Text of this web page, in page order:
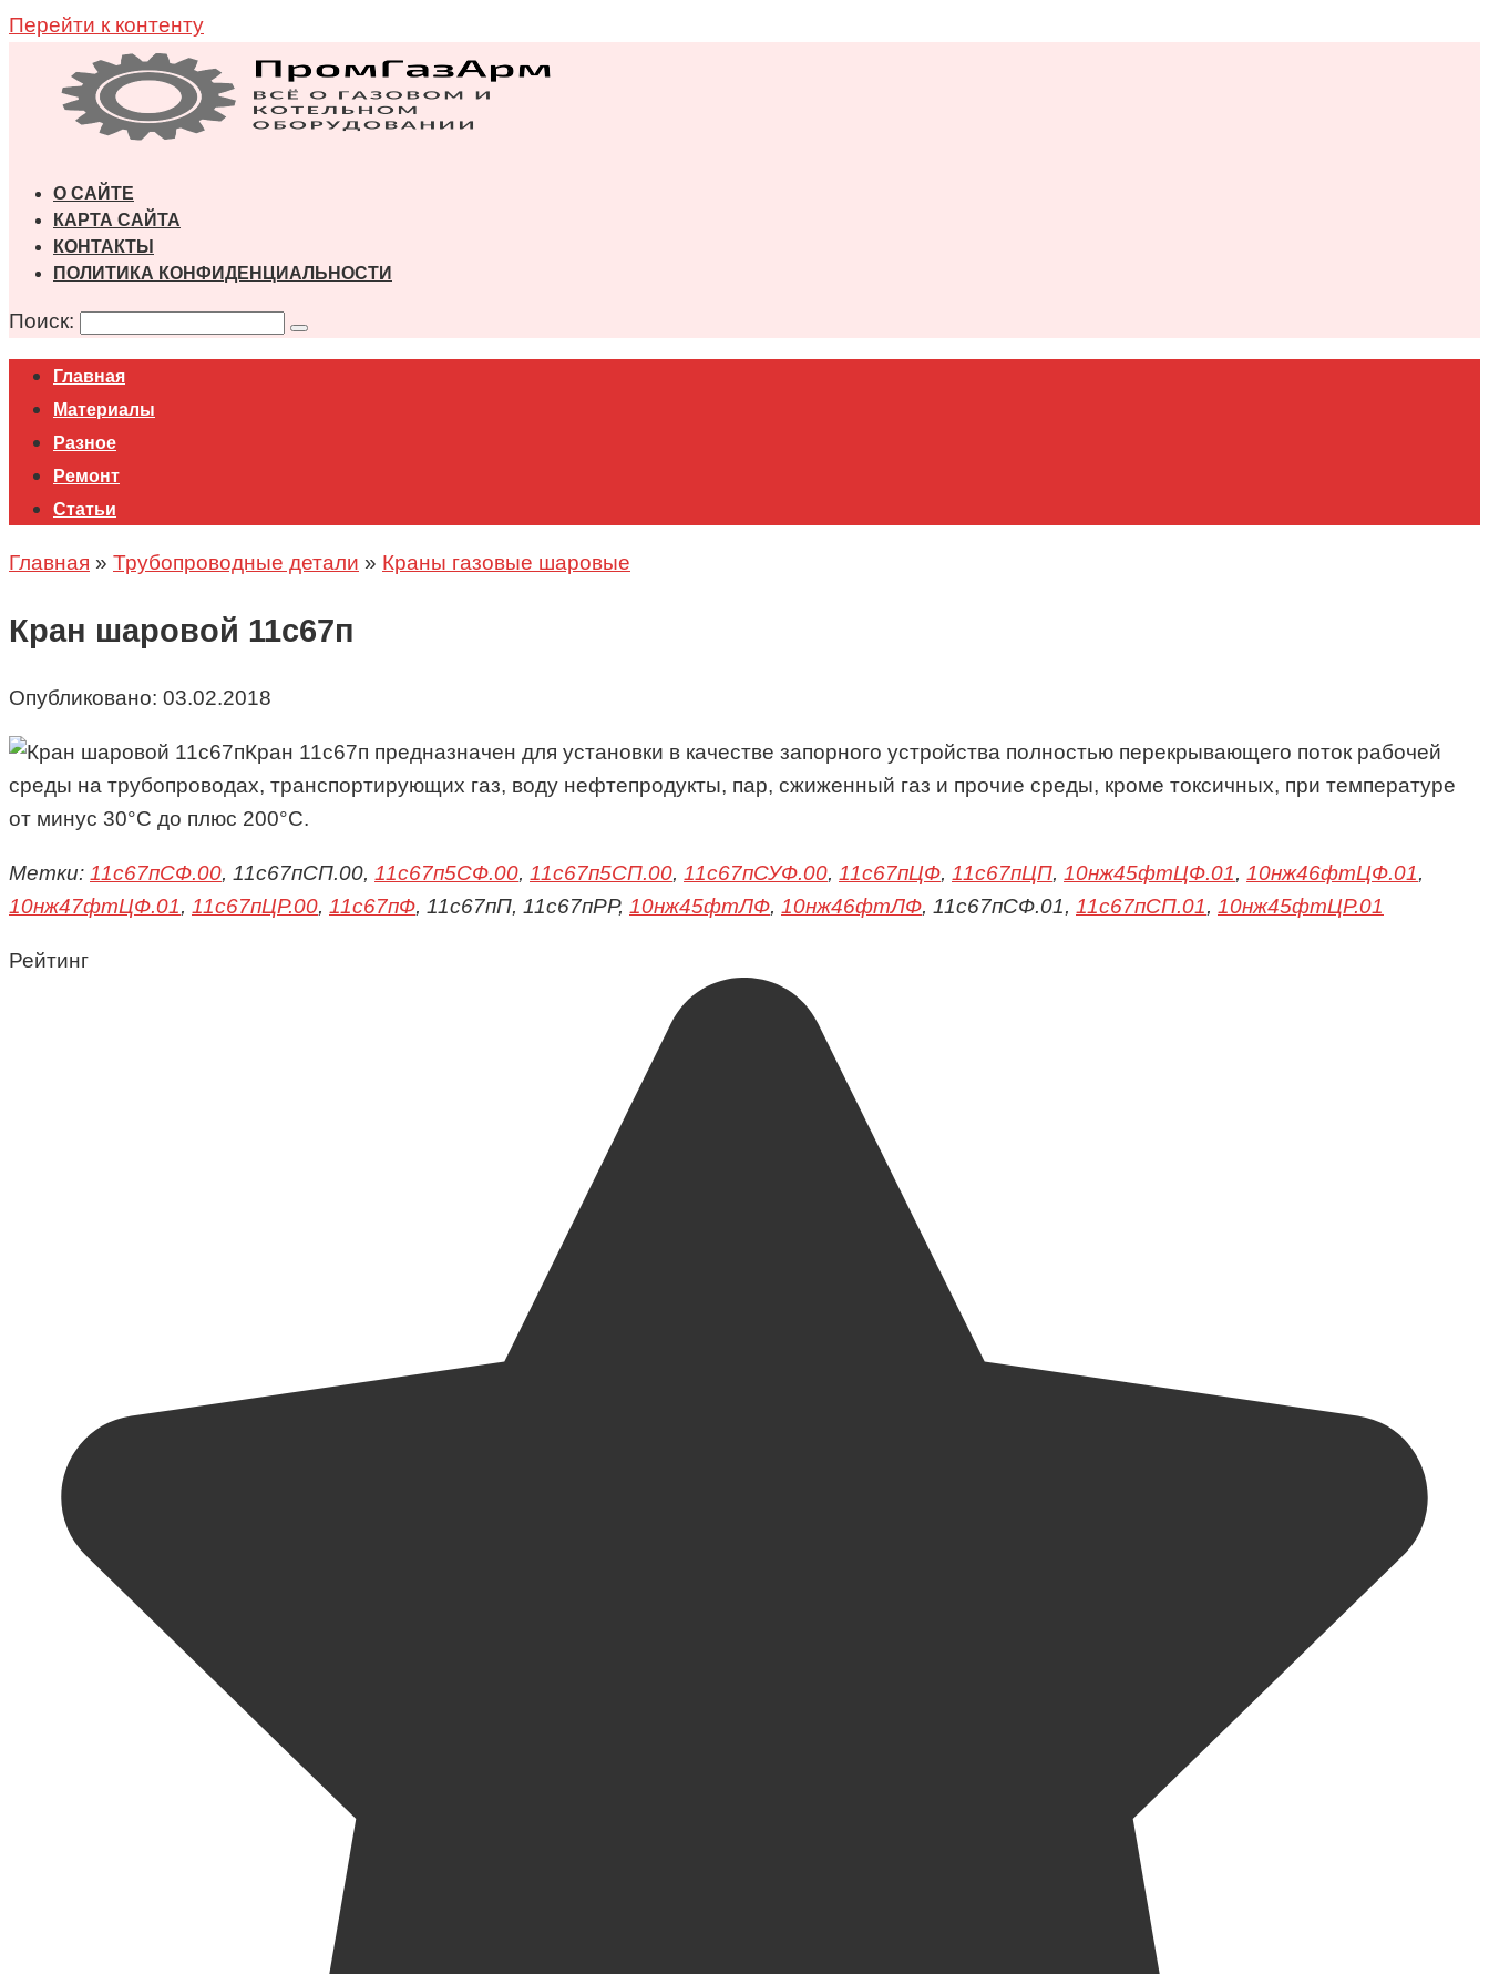
Перейти к контенту
О САЙТЕ
КАРТА САЙТА
КОНТАКТЫ
ПОЛИТИКА КОНФИДЕНЦИАЛЬНОСТИ
Поиск:
Главная
Материалы
Разное
Ремонт
Статьи
Главная » Трубопроводные детали » Краны газовые шаровые
Кран шаровой 11с67п
Опубликовано: 03.02.2018
Кран 11с67п предназначен для установки в качестве запорного устройства полностью перекрывающего поток рабочей
среды на трубопроводах, транспортирующих газ, воду нефтепродукты, пар, сжиженный газ и прочие среды, кроме токсичных, при температуре
от минус 30°С до плюс 200°С.
Метки: 11с67пСФ.00, 11с67пСП.00, 11с67п5СФ.00, 11с67п5СП.00, 11с67пСУФ.00, 11с67пЦФ, 11с67пЦП, 10нж45фтЦФ.01, 10нж46фтЦФ.01,
10нж47фтЦФ.01, 11с67пЦР.00, 11с67пФ, 11с67пП, 11с67пРР, 10нж45фтЛФ, 10нж46фтЛФ, 11с67пСФ.01, 11с67пСП.01, 10нж45фтЦР.01
Рейтинг